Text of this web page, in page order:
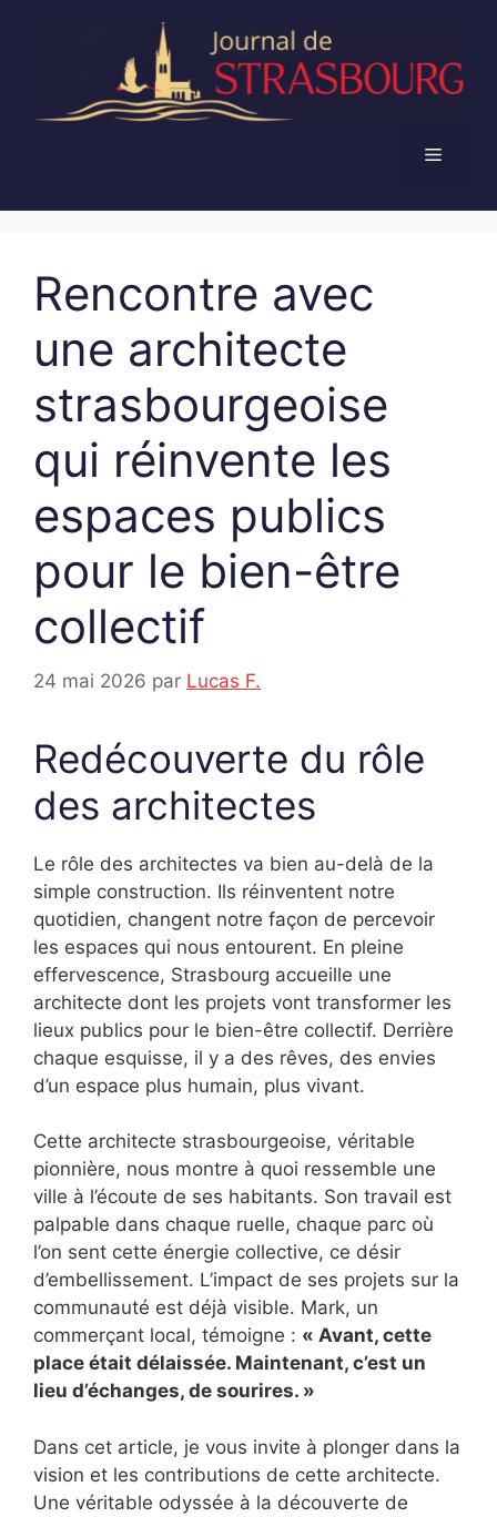
Menu
Rencontre avec
une architecte
strasbourgeoise
qui réinvente les
espaces publics
pour le bien-être
collectif
24 mai 2026 par Lucas F.
Redécouverte du rôle
des architectes
Le rôle des architectes va bien au-delà de la
simple construction. Ils réinventent notre
quotidien, changent notre façon de percevoir
les espaces qui nous entourent. En pleine
effervescence, Strasbourg accueille une
architecte dont les projets vont transformer les
lieux publics pour le bien-être collectif. Derrière
chaque esquisse, il y a des rêves, des envies
d’un espace plus humain, plus vivant.
Cette architecte strasbourgeoise, véritable
pionnière, nous montre à quoi ressemble une
ville à l’écoute de ses habitants. Son travail est
palpable dans chaque ruelle, chaque parc où
l’on sent cette énergie collective, ce désir
d’embellissement. L’impact de ses projets sur la
communauté est déjà visible. Mark, un
commerçant local, témoigne : « Avant, cette
place était délaissée. Maintenant, c’est un
lieu d’échanges, de sourires. »
Dans cet article, je vous invite à plonger dans la
vision et les contributions de cette architecte.
Une véritable odyssée à la découverte de